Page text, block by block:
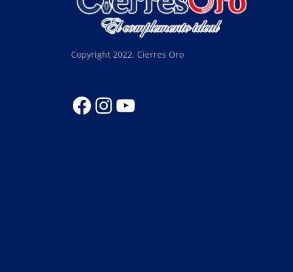
Copyright 2022. Cierres Oro
Facebook
Instagram
YouTube